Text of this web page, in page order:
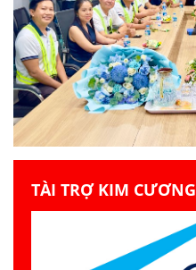
TÀI TRỢ KIM CƯƠNG